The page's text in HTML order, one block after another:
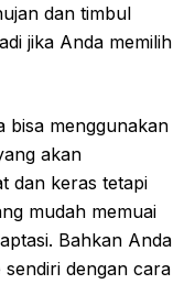
dan timbul
jika Anda memilih
bisa menggunakan
akan
dan keras tetapi
mudah memuai
Bahkan Anda
dengan cara